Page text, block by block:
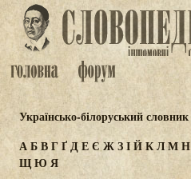
Українсько-білоруський словник
АБВГҐДЕЄ ЖЗІЙКЛМН
ЩЮ Я